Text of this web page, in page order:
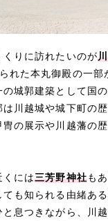
くりに訪れたいのが
た本丸御殿の一部
城郭建築として国
川越城や城下町の
の展示や川越藩の
くには三芳野神社も
も知られる由緒あ
と息つきながら、川